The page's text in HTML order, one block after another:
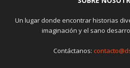
Un lugar donde encontrar historias
imaginación y el sano
Contáctanos: